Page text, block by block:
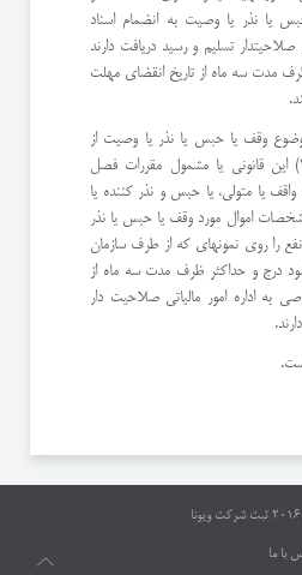
یا نذر یا وصیت به انضمام اسناد
صلاحیتدار تسلیم و رسید دریافت دارند
مدت سه ماه از تاریخ انقضای مهلت
وقف یا حبس یا نذر یا وصیت از
مصادیق بند (3) ماده (24) این قانونی یا مشمول مقررات فصل
واقف یا متولی، یا حبس و نذر کننده یا
اموال مورد وقف یا حبس یا نذر
را روی نمونهای که از طرف سازمان
درج و حداکثر ظرف مدت سه ماه از
به اداره امور مالیاتی صلاحیت دار
ثبت شرکت ویونا
با ما